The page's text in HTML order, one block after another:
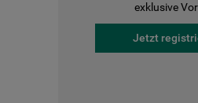
exklusive
Jetzt